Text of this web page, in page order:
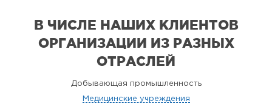
В ЧИСЛЕ НАШИХ КЛИЕНТОВ
ОРГАНИЗАЦИИ ИЗ РАЗНЫХ
ОТРАСЛЕЙ
Добывающая промышленность
Медицинские учреждения